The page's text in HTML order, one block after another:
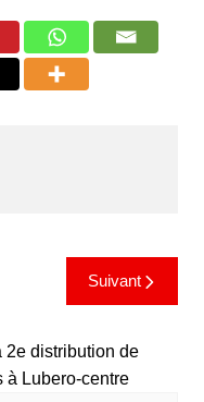
Suivant